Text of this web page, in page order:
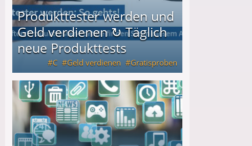
Produkttester werden und
Geld verdienen ↻ Täglich
neue Produkttests
C Geld verdienen Gratisproben
↻ Täglich neue Produkttests